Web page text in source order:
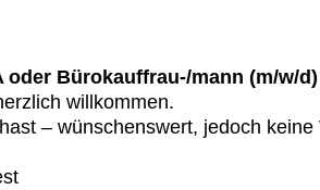
Bürokauffrau-/mann (m/w/d)
willkommen.
hast – wünschenswert, jedoch keine